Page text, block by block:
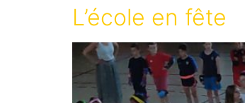
L’école en fête